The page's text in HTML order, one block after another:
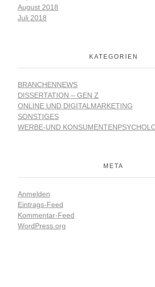
August 2018
Juli 2018
KATEGORIEN
BRANCHENNEWS
DISSERTATION – GEN Z
ONLINE UND DIGITALMARKETING
SONSTIGES
WERBE-UND
META
Anmelden
Eintrags-Feed
Kommentar-Feed
WordPress.org